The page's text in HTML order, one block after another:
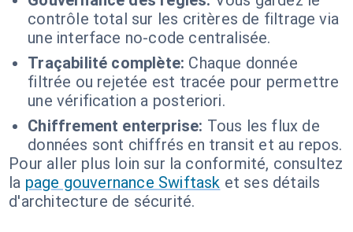
contrôle total sur les critères de filtrage via
une interface no-code centralisée.
Traçabilité complète: Chaque donnée
filtrée ou rejetée est tracée pour permettre
une vérification a posteriori.
Chiffrement enterprise: Tous les flux de
données sont chiffrés en transit et au repos.
Pour aller plus loin sur la conformité, consultez
la page gouvernance Swiftask et ses détails
d'architecture de sécurité.